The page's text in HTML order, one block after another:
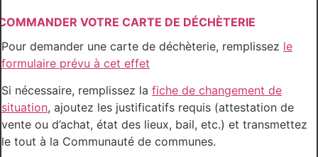
VOTRE CARTE DE DÉCHÈTERIE
Pour demander une carte de déchèterie, remplissez le
formulaire prévu à cet effet
Si nécessaire, remplissez la fiche de changement de
situation, ajoutez les justificatifs requis (attestation de
vente ou d’achat, état des lieux, bail, etc.) et transmettez
le tout à la Communauté de communes.